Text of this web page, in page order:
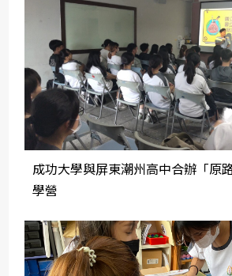
成功大學與屏東潮州高中合辦「原
學營